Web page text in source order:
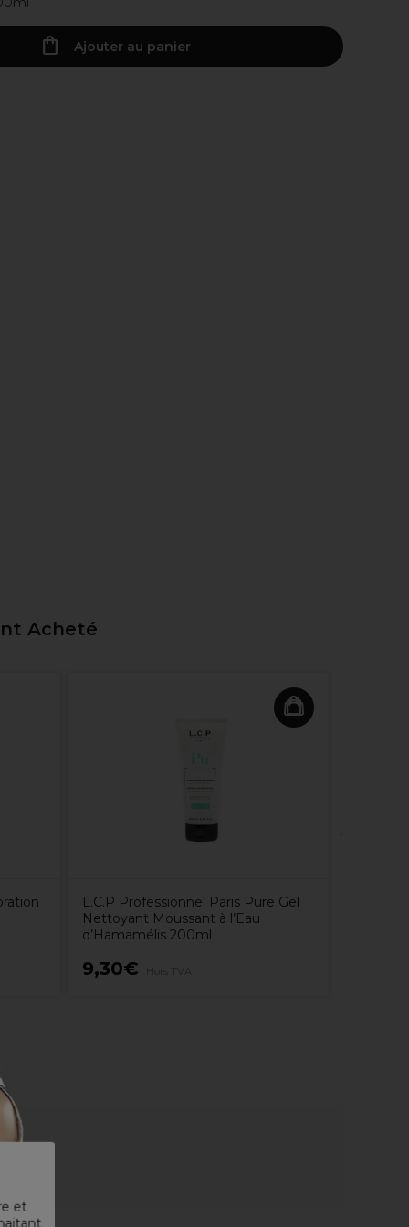
et
Ajouter au panier
Acheté
L.C.P Professionnel Paris Pure Gel
Nettoyant Moussant à l’Eau
d’Hamamélis 200ml
9,30€